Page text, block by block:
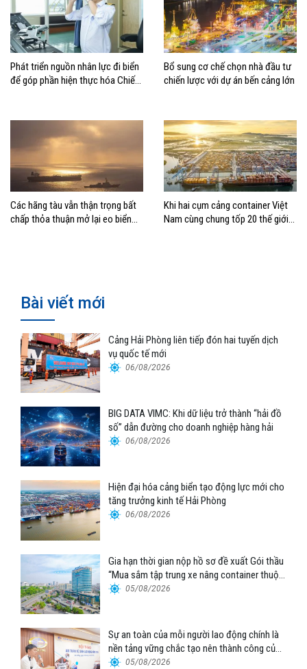
Phát triển nguồn nhân lực đi biển
để góp phần hiện thực hóa Chiến
Bổ sung cơ chế chọn nhà đầu tư
chiến lược với dự án bến cảng lớn
Các hãng tàu vẫn thận trọng bất
chấp thỏa thuận mở lại eo biển
Khi hai cụm cảng container Việt
Nam cùng chung tốp 20 thế giới
Bài viết mới
Cảng Hải Phòng liên tiếp đón hai tuyến dịch
vụ quốc tế mới
06/08/2026
BIG DATA VIMC: Khi dữ liệu trở thành “hải đồ
số” dẫn đường cho doanh nghiệp hàng hải
06/08/2026
Hiện đại hóa cảng biển tạo động lực mới cho
tăng trưởng kinh tế Hải Phòng
06/08/2026
Gia hạn thời gian nộp hồ sơ đề xuất Gói thầu
“Mua sắm tập trung xe nâng container thuộc
Tổng công ty Hàng hải Việt Nam – CTCP”
05/08/2026
Sự an toàn của mỗi người lao động chính là
nền tảng vững chắc tạo nên thành công của
Cảng Đà Nẵng
05/08/2026